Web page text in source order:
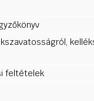
feltételek